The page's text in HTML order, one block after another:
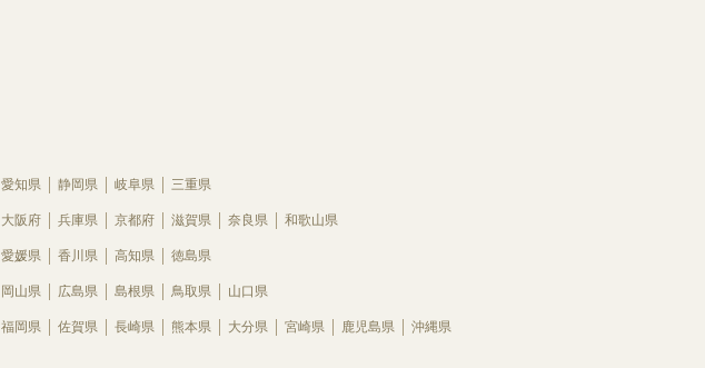
愛知県 静岡県 岐阜県 三重県
大阪府 兵庫県 京都府 滋賀県 奈良県 和歌山県
愛媛県 香川県 高知県 徳島県
岡山県 広島県 島根県 鳥取県 山口県
福岡県 佐賀県 長崎県 熊本県 大分県 宮崎県 鹿児島県 沖縄県